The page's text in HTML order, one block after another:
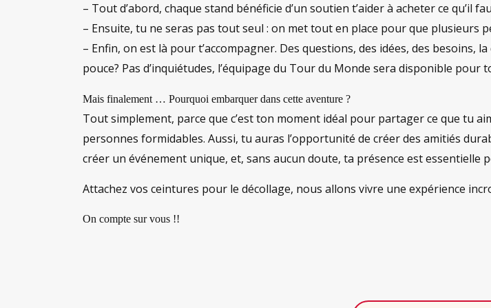
– Tout d’abord, chaque stand bénéficie d’un soutien t’aider à acheter ce qu’il
– Ensuite, tu ne seras pas tout seul : on met tout en place pour que plusieurs
– Enfin, on est là pour t’accompagner. Des questions, des idées, des
pouce? Pas d’inquiétudes, l’équipage du Tour du Monde sera disponible pour
Mais finalement … Pourquoi embarquer dans cette aventure ?
Tout simplement, parce que c’est ton moment idéal pour partager ce que tu
personnes formidables. Aussi, tu auras l’opportunité de créer des amitiés
créer un événement unique, et, sans aucun doute, ta présence est essentielle
Attachez vos ceintures pour le décollage, nous allons vivre une expérience
On compte sur vous !!